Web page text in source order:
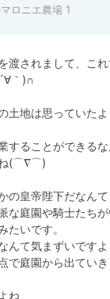
ロニエ農場 1
渡されまして、こ
｀)∩
土地は思っていた
することができる
ね(⌒∇⌒)
の皇帝陛下だなんて
な庭園や騎士たち
たいです。
んて気まずいですよ
で庭園から出てい
ね